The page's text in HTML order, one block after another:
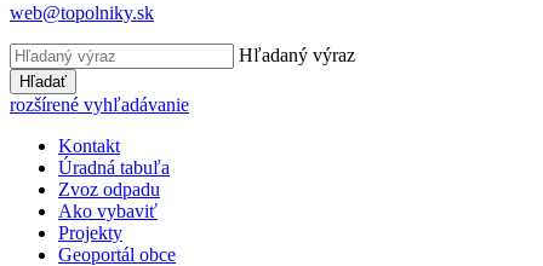
web@topolniky.sk
Hľadaný výraz
Hľadať
rozšírené vyhľadávanie
Kontakt
Úradná tabuľa
Zvoz odpadu
Ako vybaviť
Projekty
Geoportál obce